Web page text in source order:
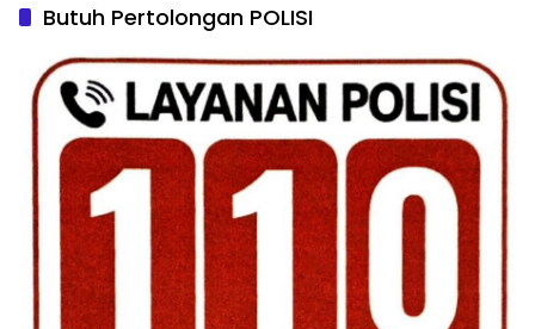
Butuh Pertolongan POLISI